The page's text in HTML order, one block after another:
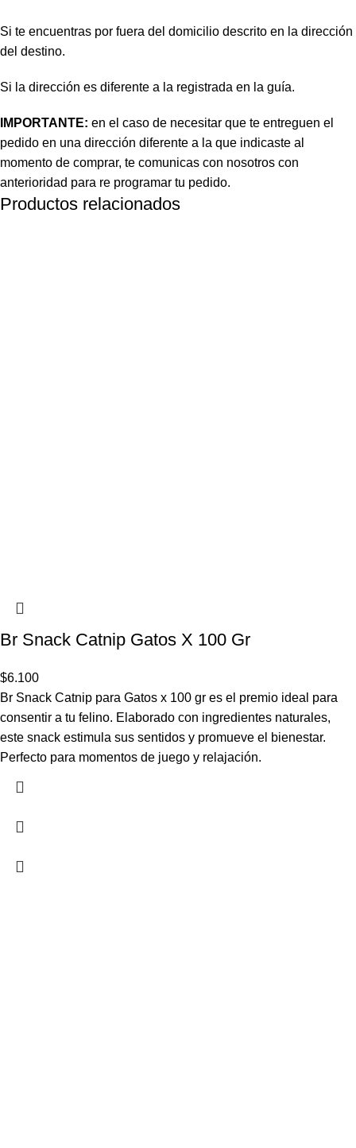
Si te encuentras por fuera del domicilio descrito en la dirección
del destino.
Si la dirección es diferente a la registrada en la guía.
IMPORTANTE: en el caso de necesitar que te entreguen el
pedido en una dirección diferente a la que indicaste al
momento de comprar, te comunicas con nosotros con
anterioridad para re programar tu pedido.
Productos relacionados
Br Snack Catnip Gatos X 100 Gr
$6.100
Br Snack Catnip para Gatos x 100 gr es el premio ideal para
consentir a tu felino. Elaborado con ingredientes naturales,
este snack estimula sus sentidos y promueve el bienestar.
Perfecto para momentos de juego y relajación.